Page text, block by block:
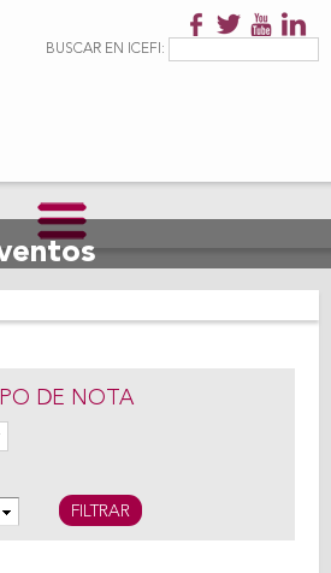
principalFormulario de
BUSCAR EN ICEFI:
DE NOTA